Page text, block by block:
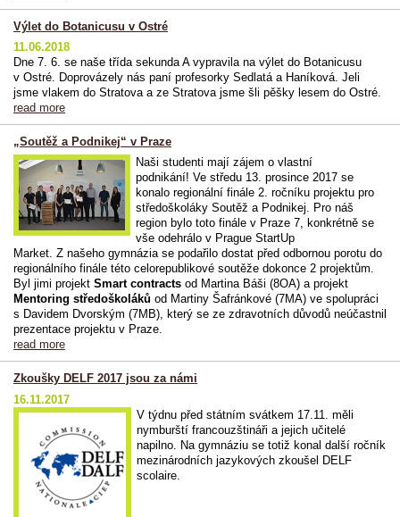
Výlet do Botanicusu v Ostré
11.06.2018
Dne 7. 6. se naše třída sekunda A vypravila na výlet do Botanicusu
v Ostré. Doprovázely nás paní profesorky Sedlatá a Haníková. Jeli
jsme vlakem do Stratova a ze Stratova jsme šli pěšky lesem do Ostré.
read more
„Soutěž a Podnikej“ v Praze
Naši studenti mají zájem o vlastní
podnikání! Ve středu 13. prosince 2017 se
konalo regionální finále 2. ročníku projektu pro
středoškoláky Soutěž a Podnikej. Pro náš
region bylo toto finále v Praze 7, konkrétně se
vše odehrálo v Prague StartUp
Market. Z našeho gymnázia se podařilo dostat před odbornou porotu do
regionálního finále této celorepublikové soutěže dokonce 2 projektům.
Byl jimi projekt Smart contracts od Martina Báši (8OA) a projekt
Mentoring středoškoláků od Martiny Šafránkové (7MA) ve spolupráci
s Davidem Dvorským (7MB), který se ze zdravotních důvodů neúčastnil
prezentace projektu v Praze.
read more
Zkoušky DELF 2017 jsou za námi
16.11.2017
V týdnu před státním svátkem 17.11. měli
nymburští francouzštináři a jejich učitelé
napilno. Na gymnáziu se totiž konal další ročník
mezinárodních jazykových zkoušel DELF
scolaire.